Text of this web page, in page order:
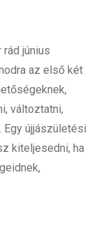
június
az első két
változtatni,
Egy újjászületési
kiteljesedni, ha